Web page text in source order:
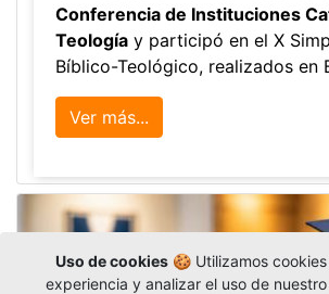
Conferencia de Instituciones
Teología y participó en el X
Bíblico-Teológico, realizados en
Ver más...
Uso de cookies🍪 Utilizamos cookies
experiencia y analizar el uso de